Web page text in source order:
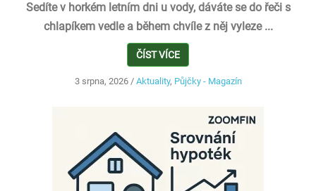
Sedíte v horkém letním dni u vody, dáváte se do řeči s
chlapíkem vedle a během chvíle z něj vyleze ...
ČÍST VÍCE
3 srpna, 2026/ Aktuality, Půjčky - Magazín